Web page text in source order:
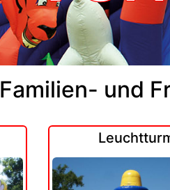
Familien- und